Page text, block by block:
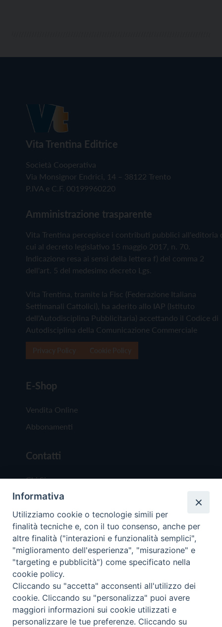
Vita Trentina Editrice
Società Cooperativa
Via Monsignor Endrici, 14 – 38122 Trento
P.IVA e C.F. 00199960220
Amministrazione trasparente
Vita Trentina percepisce i contributi pubblici all'editoria
cui al decreto legislativo 15 maggio 2017, n. 70.
Indicazione resa ai sensi della lettera f) del comma 2
dell'art. 5 del medesimo decreto Lgs.
Vita Trentina, tramite la Fisc (Federazione Italiana
Settimanali Cattolici), ha aderito allo IAP (Istituto
dell'Autodisciplina Pubblicitaria) accettando il Codice di
Autodisciplina della Comunicazione Commerciale
E-Shop
Vendita Online
Abbonamenti
Contatti
Chi Siamo
Redazione
Scrivici
Copyright © 2019 - Tutti i diritti riservati - Vita
Trentina Editrice
Privacy Policy
Informativa
Utilizziamo cookie o tecnologie simili per
finalità tecniche e, con il tuo consenso, anche per
altre finalità ("interazioni e funzionalità semplici",
"miglioramento dell'esperienza", "misurazione" e
"targeting e pubblicità") come specificato nella
cookie policy.
Cliccando su "accetta" acconsenti all'utilizzo dei
cookie. Cliccando su "personalizza" puoi avere
maggiori informazioni sui cookie utilizzati e
personalizzare le tue preferenze. Cliccando su